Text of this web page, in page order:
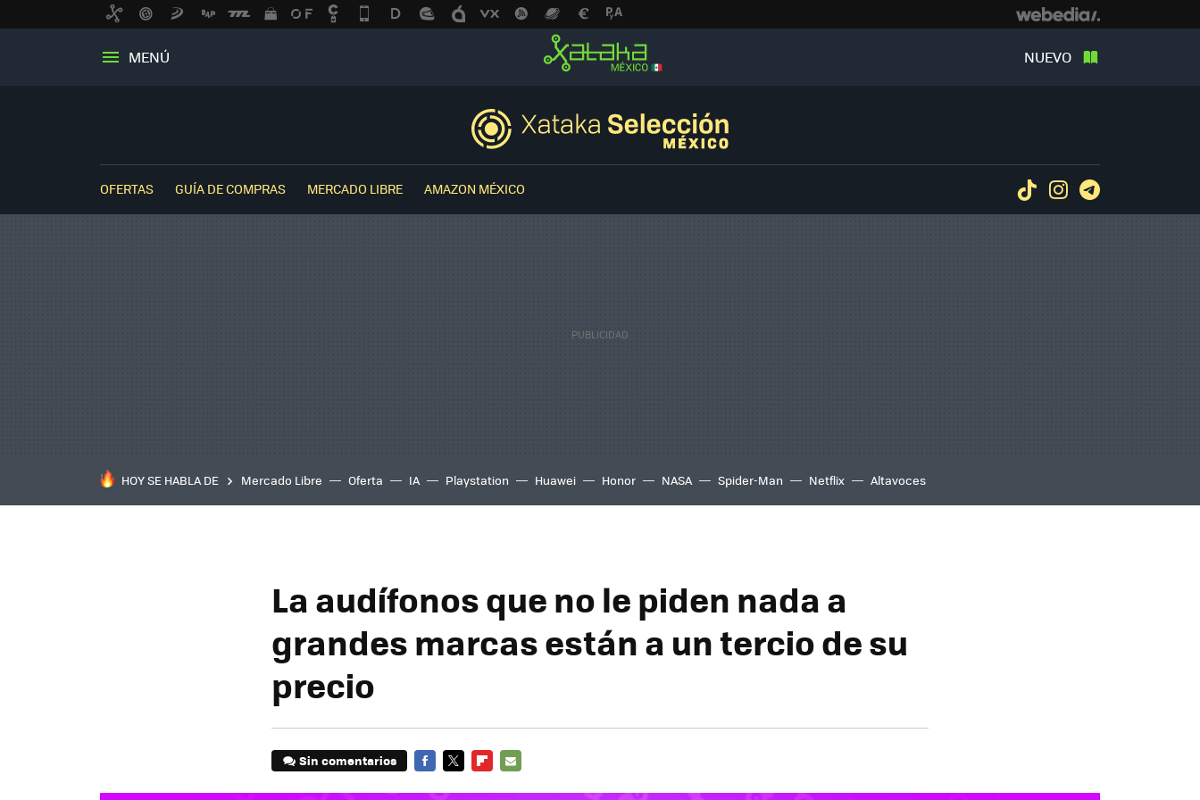
MENÚ NUEVO
OFERTAS GUÍA DE COMPRAS MERCADO LIBRE AMAZON MÉXICO TiktokInstagram
HOY SE HABLA DE Mercado Libre Oferta IA Playstation Huawei Honor NASA Spider-Man Netflix Altavoces
La audífonos que no le piden nada a
grandes marcas están a un tercio de su
precio
Sin comentarios